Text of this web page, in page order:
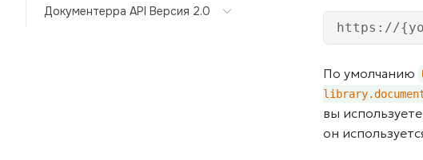
Документерра API Версия 2.0
https://
По умолчанию
вы
он